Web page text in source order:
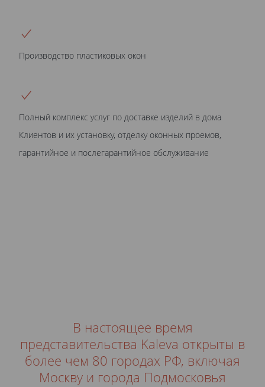
Производство пластиковых окон
Полный комплекс услуг по доставке изделий в дома
Клиентов и их установку, отделку оконных проемов,
гарантийное и послегарантийное обслуживание
В настоящее время
представительства Kaleva открыты в
более чем 80 городах РФ, включая
Москву и города Подмосковья